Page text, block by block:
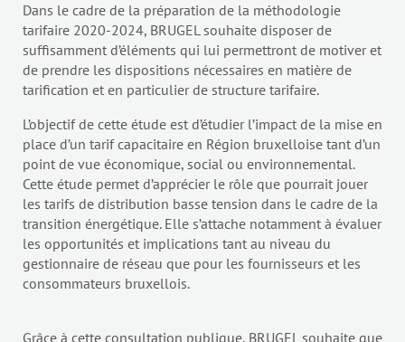
Dans le cadre de la préparation de la méthodologie
tarifaire 2020-2024, BRUGEL souhaite disposer de
suffisamment d’éléments qui lui permettront de motiver et
de prendre les dispositions nécessaires en matière de
tarification et en particulier de structure tarifaire.
L’objectif de cette étude est d’étudier l’impact de la mise en
place d’un tarif capacitaire en Région bruxelloise tant d’un
point de vue économique, social ou environnemental.
Cette étude permet d’apprécier le rôle que pourrait jouer
les tarifs de distribution basse tension dans le cadre de la
transition énergétique. Elle s’attache notamment à évaluer
les opportunités et implications tant au niveau du
gestionnaire de réseau que pour les fournisseurs et les
consommateurs bruxellois.
Grâce à cette consultation publique, BRUGEL souhaite que